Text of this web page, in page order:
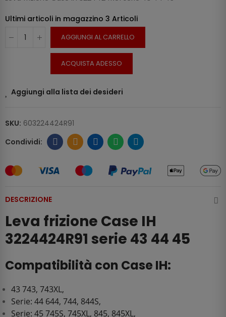
Ultimi articoli in magazzino 3 Articoli
AGGIUNGI AL CARRELLO
ACQUISTA ADESSO
Aggiungi alla lista dei desideri
SKU: 603224424R91
DESCRIZIONE
Leva frizione Case IH
3224424R91 serie 43 44 45
Compatibilità con Case IH:
43 743, 743XL,
Serie: 44 644, 744, 844S,
Serie: 45 745S, 745XL, 845, 845XL,